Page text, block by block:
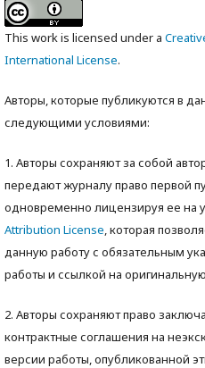
This work is licensed under a
International License.
Авторы, которые публикуются в
следующими условиями:
1. Авторы сохраняют за собой
передают журналу право первой
одновременно лицензируя ее на
Attribution License, которая
данную работу с обязательным
работы и ссылкой на
2. Авторы сохраняют право
контрактные соглашения на
версии работы, опубликованной